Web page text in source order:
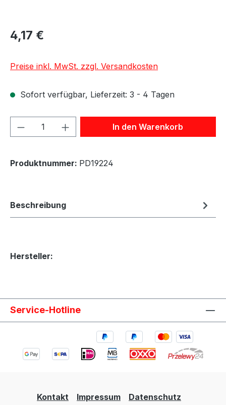
4,17 €
Preise inkl. MwSt. zzgl. Versandkosten
Sofort verfügbar, Lieferzeit: 3 - 4 Tagen
Produkt Anzahl: Gib denIn den Warenkorb
Produktnummer: PD19224
Beschreibung
Hersteller:
Service-Hotline
Kontakt Impressum Datenschutz